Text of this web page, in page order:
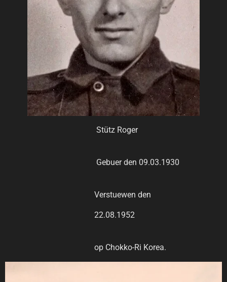
Stütz Roger
Gebuer den 09.03.1930
Verstuewen den
22.08.1952
op Chokko-Ri Korea.